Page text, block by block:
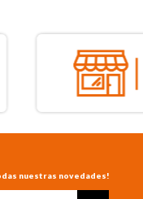
nuestras novedades!